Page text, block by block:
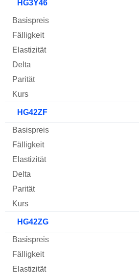
HG3Y46
HG42ZF
HG42ZG